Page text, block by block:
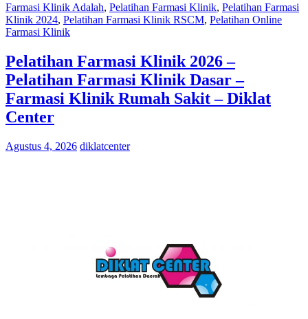
Farmasi Klinik Adalah, Pelatihan Farmasi Klinik, Pelatihan Farmasi
Klinik 2024, Pelatihan Farmasi Klinik RSCM, Pelatihan Online
Farmasi Klinik
Pelatihan Farmasi Klinik 2026 –
Pelatihan Farmasi Klinik Dasar –
Farmasi Klinik Rumah Sakit – Diklat
Center
Agustus 4, 2026 diklatcenter